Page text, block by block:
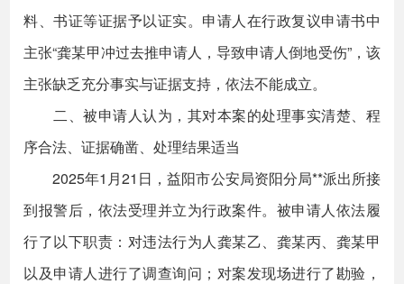
料、书证等证据予以证实。申请人在行政复议申请书中
主张“龚某甲冲过去推申请人，导致申请人倒地受伤”，该
主张缺乏充分事实与证据支持，依法不能成立。
二、被申请人认为，其对本案的处理事实清楚、程
序合法、证据确凿、处理结果适当
2025年1月21日，益阳市公安局资阳分局**派出所接
到报警后，依法受理并立为行政案件。被申请人依法履
行了以下职责：对违法行为人龚某乙、龚某丙、龚某甲
以及申请人进行了调查询问；对案发现场进行了勘验，